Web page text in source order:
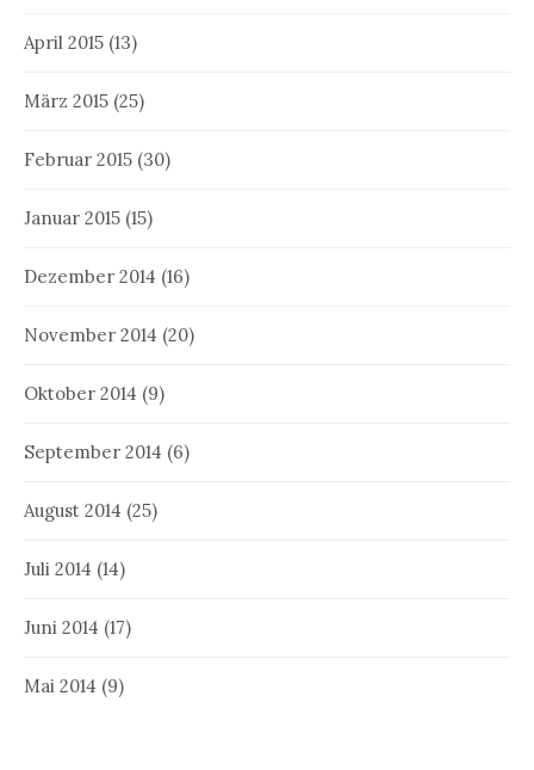
April 2015 (13)
März 2015 (25)
Februar 2015 (30)
Januar 2015 (15)
Dezember 2014 (16)
November 2014 (20)
Oktober 2014 (9)
September 2014 (6)
August 2014 (25)
Juli 2014 (14)
Juni 2014 (17)
Mai 2014 (9)